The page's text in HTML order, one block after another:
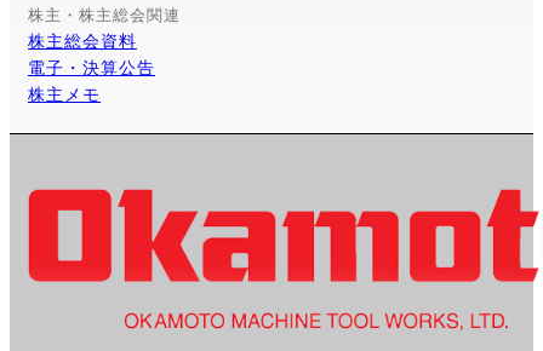
株主・株主総会関連
株主総会資料
電子・決算公告
株主メモ